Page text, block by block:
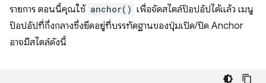
รายการ ตอนนี้คุณใช้ anchor() เพื่อจัดสไตล์ป๊อปอัปได้แล้ว เมนู
ป๊อปอัปที่กึ่งกลางซึ่งยึดอยู่ที่บรรทัดฐานของปุ่มเปิด/ปิด Anchor
อาจมีสไตล์ดังนี้